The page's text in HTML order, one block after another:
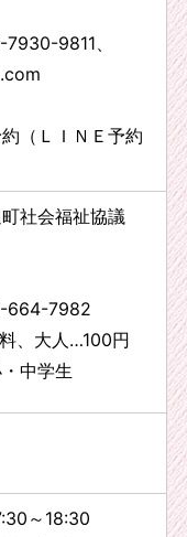
9811、
（ＬＩＮＥ予約
町社会福祉協議
664-7982
、大人…100円
中学生
～18:30